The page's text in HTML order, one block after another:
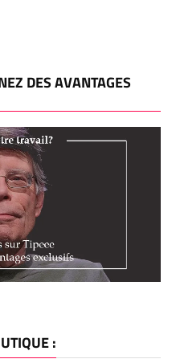
DES AVANTAGES
: